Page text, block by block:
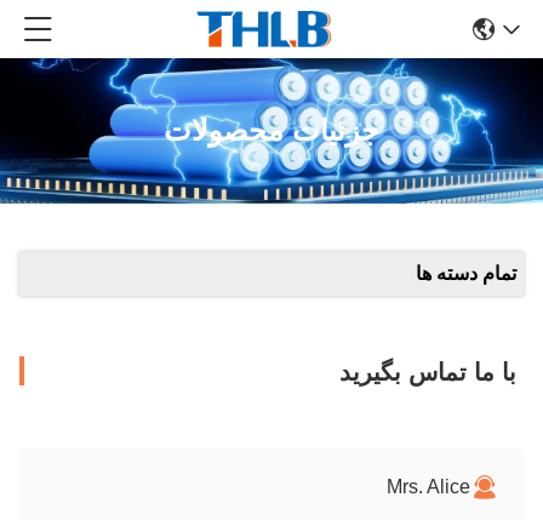
جزئیات محصولات
تمام دسته ها
با ما تماس بگیرید
Mrs. Alice